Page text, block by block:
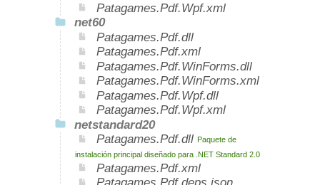
Patagames.Pdf.Wpf.xml
net60
Patagames.Pdf.dll
Patagames.Pdf.xml
Patagames.Pdf.WinForms.dll
Patagames.Pdf.WinForms.xml
Patagames.Pdf.Wpf.dll
Patagames.Pdf.Wpf.xml
netstandard20
Patagames.Pdf.dll Paquete de
instalación principal diseñado para .NET Standard 2.0
Patagames.Pdf.xml